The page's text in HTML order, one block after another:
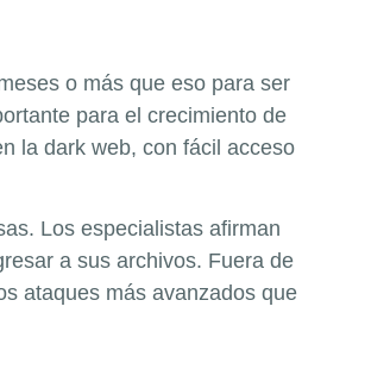
o más que eso para ser
para el crecimiento de
la dark web, con fácil acceso
Los especialistas afirman
a sus archivos. Fuera de
ataques más avanzados que